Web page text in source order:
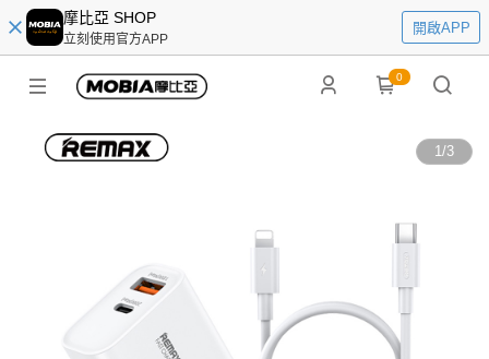
摩比亞 SHOP
立刻使用官方APP
開啟APP
0
1/3